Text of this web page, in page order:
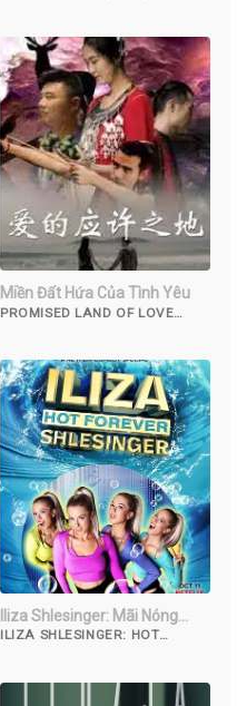
Miền Đất Hứa Của Tình Yêu
PROMISED LAND OF LOVE
Iliza Shlesinger: Mãi Nóng
Bỏng
ILIZA SHLESINGER: HOT